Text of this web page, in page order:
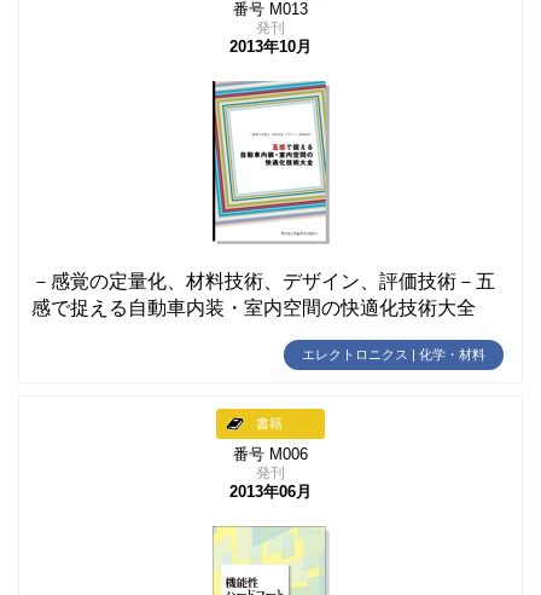
番号 M013
発刊
2013年10月
－感覚の定量化、材料技術、デザイン、評価技術－五
感で捉える自動車内装・室内空間の快適化技術大全
エレクトロニクス | 化学・材料
書籍
番号 M006
発刊
2013年06月